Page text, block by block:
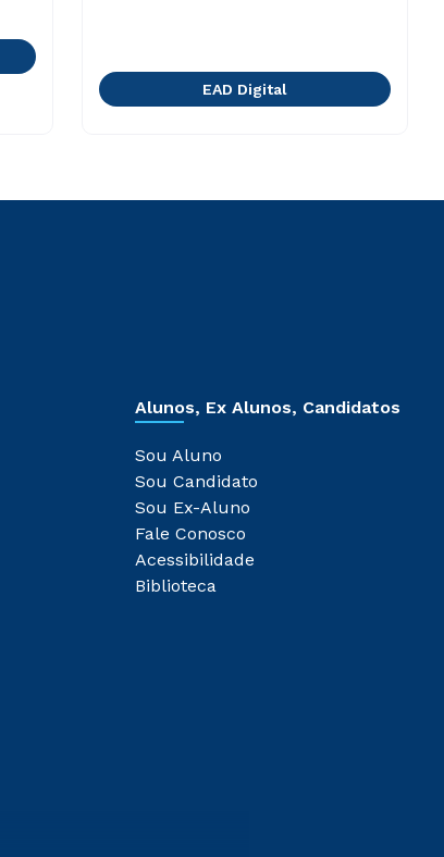
EAD Digital
Alunos, Ex Alunos, Candidatos
Sou Aluno
Sou Candidato
Sou Ex-Aluno
Fale Conosco
Acessibilidade
Biblioteca